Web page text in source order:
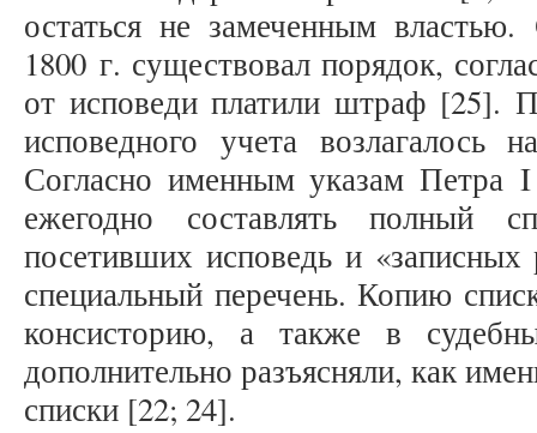
остаться не замеченным
1800 г. существовал порядок,
от исповеди платили штраф [25].
исповедного учета возлагалось
Согласно именным указам Петра
ежегодно составлять полный
посетивших исповедь и «записных
специальный перечень. Копию
консисторию, а также в
дополнительно разъясняли, как
списки [22; 24].